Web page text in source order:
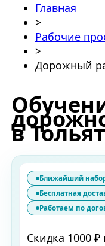
Главная
>
Рабочие
>
Дорожный
в
Ближайший
Бесплатная
Работаем по
Скидка 1000